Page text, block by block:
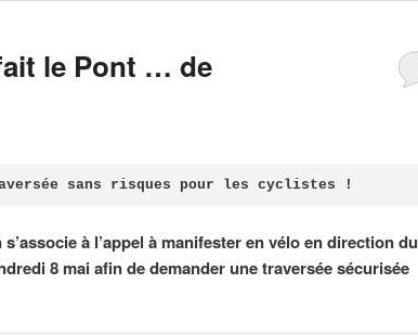
le Pont … de
sans risques pour les cyclistes !
à l’appel à manifester en vélo en direction du
8 mai afin de demander une traversée sécurisée